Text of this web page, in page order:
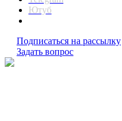
Ютуб
Подписаться на рассылку
Задать вопрос